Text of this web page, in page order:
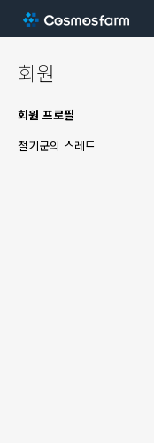
회원
회원 프로필
철기군의 스레드